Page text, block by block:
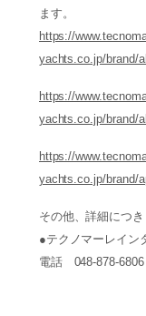
ます。
https://
yachts.co.jp/brand/
https://
yachts.co.jp/brand/
https://
yachts.co.jp/brand/
その他、詳細につ
●テクノマーレイン
電話 048-878-6806